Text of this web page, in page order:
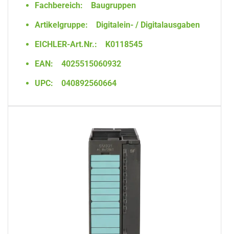
Fachbereich:
Baugruppen
Artikelgruppe:
Digitalein- / Digitalausgaben
EICHLER-Art.Nr.:
K0118545
EAN:
4025515060932
UPC:
040892560664